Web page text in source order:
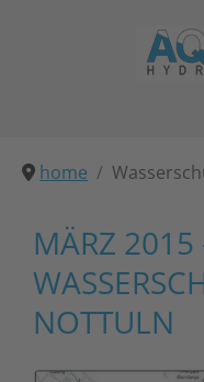
home
MÄRZ 2015
NOTTULN